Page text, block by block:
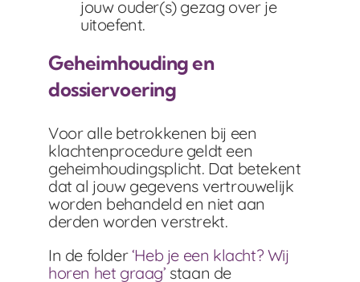
jouw ouder(s) gezag over je
uitoefent.
Geheimhouding en
dossiervoering
Voor alle betrokkenen bij een
klachtenprocedure geldt een
geheimhoudingsplicht. Dat betekent
dat al jouw gegevens vertrouwelijk
worden behandeld en niet aan
derden worden verstrekt.
In de folder‘Heb je een klacht? Wij
horen het graag’ staan de